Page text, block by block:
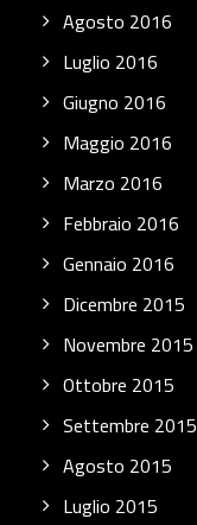
Agosto 2016
Luglio 2016
Giugno 2016
Maggio 2016
Marzo 2016
Febbraio 2016
Gennaio 2016
Dicembre 2015
Novembre 2015
Ottobre 2015
Settembre 2015
Agosto 2015
Luglio 2015